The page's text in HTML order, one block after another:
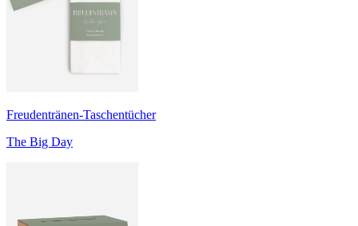
Freudentränen-Taschentücher
The Big Day